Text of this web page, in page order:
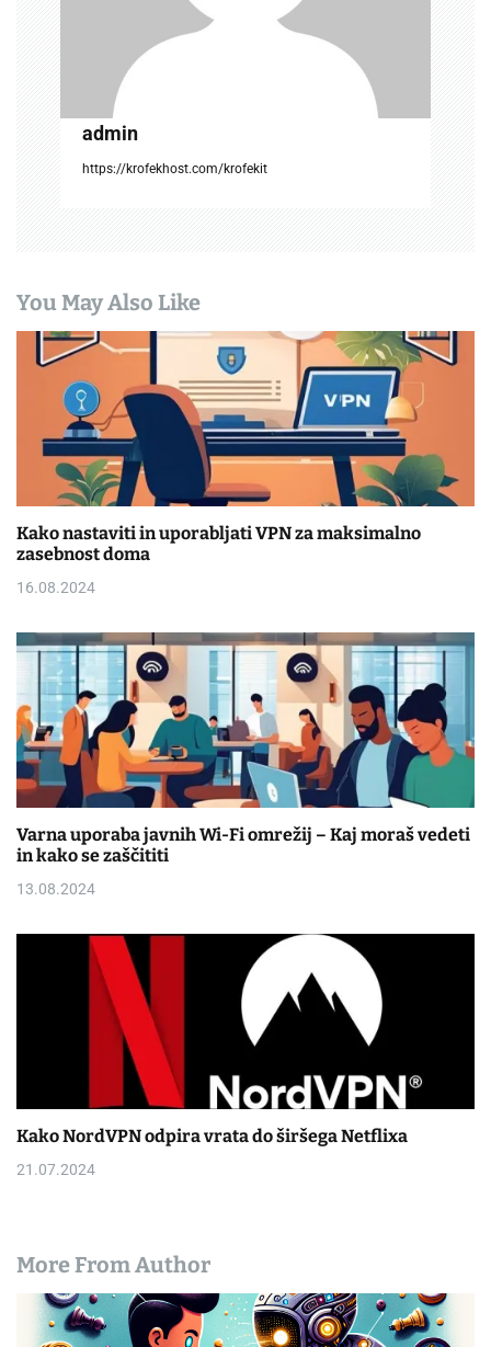
admin
https://krofekhost.com/krofekit
You May Also Like
Kako nastaviti in uporabljati VPN za maksimalno
zasebnost doma
16.08.2024
Varna uporaba javnih Wi-Fi omrežij – Kaj moraš vedeti
in kako se zaščititi
13.08.2024
Kako NordVPN odpira vrata do širšega Netflixa
21.07.2024
More From Author